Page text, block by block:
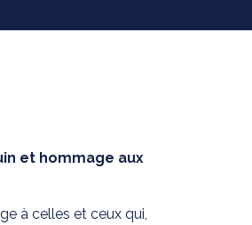
et hommage aux
à celles et ceux qui,